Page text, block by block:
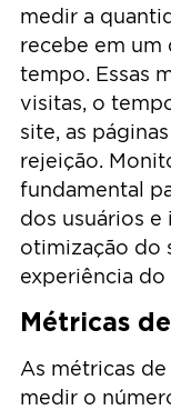
medir a
recebe em
tempo. Essas
visitas, o
site, as
rejeição.
fundamental
dos usuários
otimização do
experiência do
Métricas
As métricas
medir o